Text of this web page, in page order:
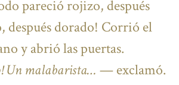
pareció rojizo, después
después dorado! Corrió el
y abrió las puertas.
Un malabarista… — exclamó.